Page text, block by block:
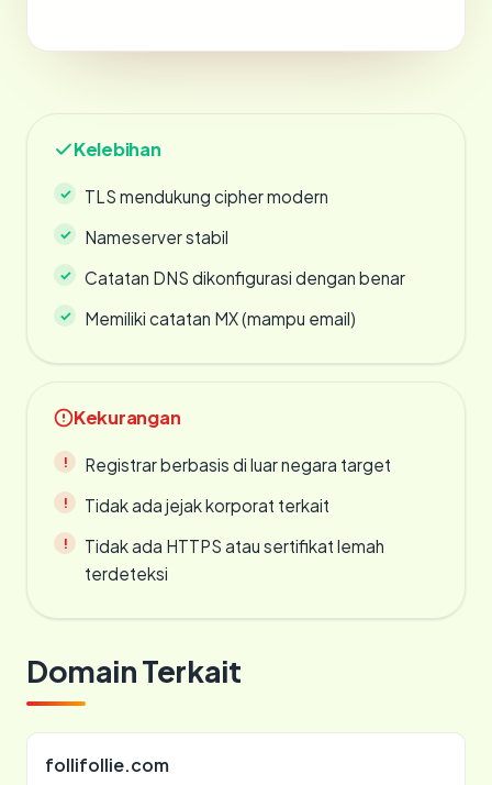
Kelebihan
TLS mendukung cipher modern
Nameserver stabil
Catatan DNS dikonfigurasi dengan benar
Memiliki catatan MX (mampu email)
Kekurangan
Registrar berbasis di luar negara target
Tidak ada jejak korporat terkait
Tidak ada HTTPS atau sertifikat lemah
terdeteksi
Domain Terkait
follifollie.com